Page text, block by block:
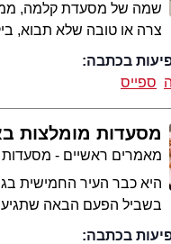
שמה של מסעדת קלמה,
צרה או טובה שלא תבוא,
בכתבה:
ספייס
מסעדות מומלצות
מאמרים ראשיים - מסעדות
היא כבר העיר החמישית
בשביל הפעם הבאה
בכתבה: